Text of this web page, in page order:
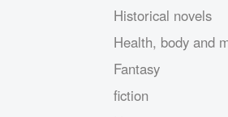
Historical novels
Health, body and
Fantasy
fiction